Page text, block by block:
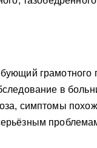
грамотного
в
симптомы